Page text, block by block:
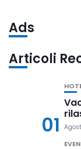
Ads
Articoli
01